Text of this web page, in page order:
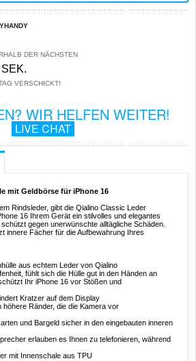
DER NÄCHSTEN
VERSCHICKT!
WIR HELFEN WEITER!
LIVE CHAT
mit Geldbörse für iPhone 16
Rindsleder, gibt die Qialino Classic Leder
16 Ihrem Gerät ein stilvolles und elegantes
gegen unerwünschte alltägliche Schäden.
innere Fächer für die Aufbewahrung Ihres
aus echtem Leder von Qialino
fühlt sich die Hülle gut in den Händen an
Ihr iPhone 16 vor Stößen und
Kratzer auf dem Display
Ränder, die die Kamera vor
und Bargeld sicher in den eingebauten inneren
erlauben es Ihnen zu telefonieren, während
mit Innenschale aus TPU